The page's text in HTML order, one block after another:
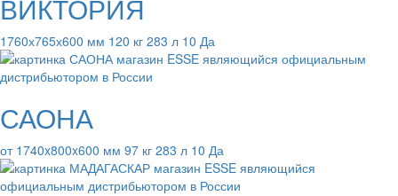
ВИКТОРИЯ
1760х765х600 мм 120 кг 283 л 10 Да
САОНА
от 1740x800x600 мм 97 кг 283 л 10 Да